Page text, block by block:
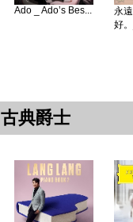
Ado _ Ado’s Bes...
永
好
古典爵士